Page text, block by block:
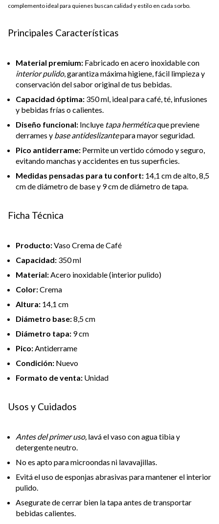
complemento ideal para quienes buscan calidad y estilo en cada sorbo.
Principales Características
Material premium: Fabricado en acero inoxidable con
interior pulido, garantiza máxima higiene, fácil limpieza y
conservación del sabor original de tus bebidas.
Capacidad óptima: 350 ml, ideal para café, té, infusiones
y bebidas frías o calientes.
Diseño funcional: Incluye tapa herméticaque previene
derrames y base antideslizantepara mayor seguridad.
Pico antiderrame: Permite un vertido cómodo y seguro,
evitando manchas y accidentes en tus superficies.
Medidas pensadas para tu confort: 14,1 cm de alto, 8,5
cm de diámetro de base y 9 cm de diámetro de tapa.
Ficha Técnica
Producto:Vaso Crema de Café
Capacidad: 350 ml
Material:Acero inoxidable (interior pulido)
Color:Crema
Altura: 14,1 cm
Diámetro base:8,5 cm
Diámetro tapa: 9 cm
Pico:Antiderrame
Condición: Nuevo
Formato de venta: Unidad
Usos y Cuidados
Antes del primer uso, lavá el vaso con agua tibia y
detergente neutro.
No es apto para microondas ni lavavajillas.
Evitá el uso de esponjas abrasivas para mantener el interior
pulido.
Asegurate de cerrar bien la tapa antes de transportar
bebidas calientes.